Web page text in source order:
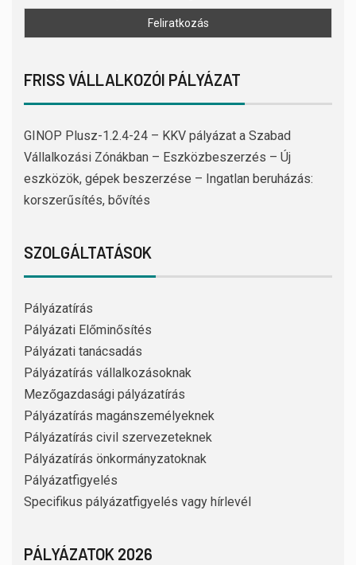
FRISS VÁLLALKOZÓI PÁLYÁZAT
GINOP Plusz-1.2.4-24 – KKV pályázat a Szabad
Vállalkozási Zónákban – Eszközbeszerzés – Új
eszközök, gépek beszerzése – Ingatlan beruházás:
korszerűsítés, bővítés
SZOLGÁLTATÁSOK
Pályázatírás
Pályázati Előminősítés
Pályázati tanácsadás
Pályázatírás vállalkozásoknak
Mezőgazdasági pályázatírás
Pályázatírás magánszemélyeknek
Pályázatírás civil szervezeteknek
Pályázatírás önkormányzatoknak
Pályázatfigyelés
Specifikus pályázatfigyelés vagy hírlevél
PÁLYÁZATOK 2026